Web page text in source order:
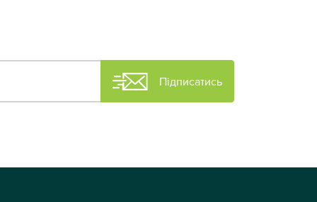
Підписатись